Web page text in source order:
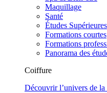
Maquillage
Santé
Études Supérieures
Formations courtes
Formations
Panorama des
Coiffure
Découvrir l’univers de